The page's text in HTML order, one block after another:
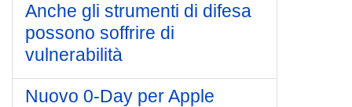
Anche gli strumenti di difesa
possono soffrire di
vulnerabilità
Nuovo 0-Day per Apple